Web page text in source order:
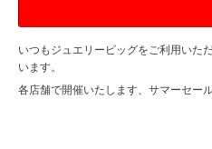
いつもジュエリービッグをご利用いた
います。
各店舗で開催いたします、サマーセー